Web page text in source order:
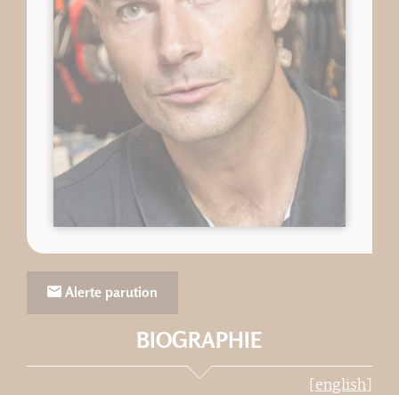
Alerte parution
BIOGRAPHIE
[english]